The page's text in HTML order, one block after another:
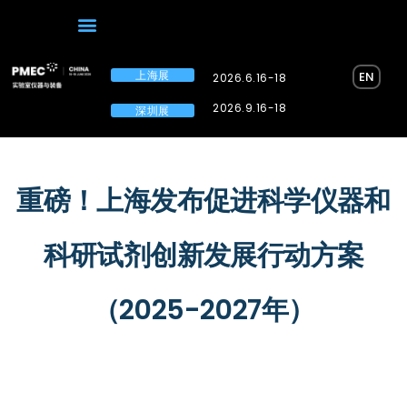
上海展
深圳展
2026.6.16-18
2026.9.16-18
EN
重磅！上海发布促进科学仪器和
科研试剂创新发展行动方案
（2025-2027年）